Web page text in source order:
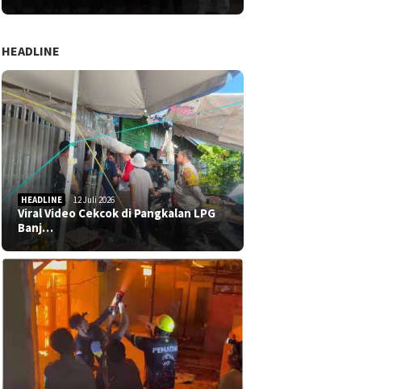
HEADLINE
HEADLINE 12 Juli 2026
Viral Video Cekcok di Pangkalan LPG
Banj…